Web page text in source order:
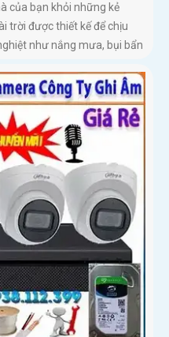
của bạn khỏi những kẻ
trời được thiết kế để chịu
như nắng mưa, bụi bẩn